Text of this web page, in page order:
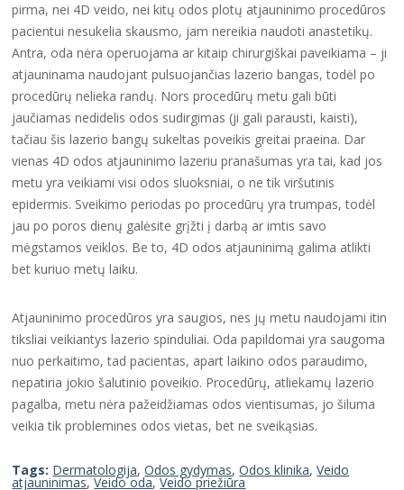
pirma, nei 4D veido, nei kitų odos plotų atjauninimo procedūros
pacientui nesukelia skausmo, jam nereikia naudoti anastetikų.
Antra, oda nėra operuojama ar kitaip chirurgiškai paveikiama – ji
atjauninama naudojant pulsuojančias lazerio bangas, todėl po
procedūrų nelieka randų. Nors procedūrų metu gali būti
jaučiamas nedidelis odos sudirgimas (ji gali parausti, kaisti),
tačiau šis lazerio bangų sukeltas poveikis greitai praeina. Dar
vienas 4D odos atjauninimo lazeriu pranašumas yra tai, kad jos
metu yra veikiami visi odos sluoksniai, o ne tik viršutinis
epidermis. Sveikimo periodas po procedūrų yra trumpas, todėl
jau po poros dienų galėsite grįžti į darbą ar imtis savo
mėgstamos veiklos. Be to, 4D odos atjauninimą galima atlikti
bet kuriuo metų laiku.
Atjauninimo procedūros yra saugios, nes jų metu naudojami itin
tiksliai veikiantys lazerio spinduliai. Oda papildomai yra saugoma
nuo perkaitimo, tad pacientas, apart laikino odos paraudimo,
nepatiria jokio šalutinio poveikio. Procedūrų, atliekamų lazerio
pagalba, metu nėra pažeidžiamas odos vientisumas, jo šiluma
veikia tik problemines odos vietas, bet ne sveikąsias.
Tags: Dermatologija,Odos gydymas,Odos klinika,Veido
atjauninimas,Veido oda,Veido priežiūra